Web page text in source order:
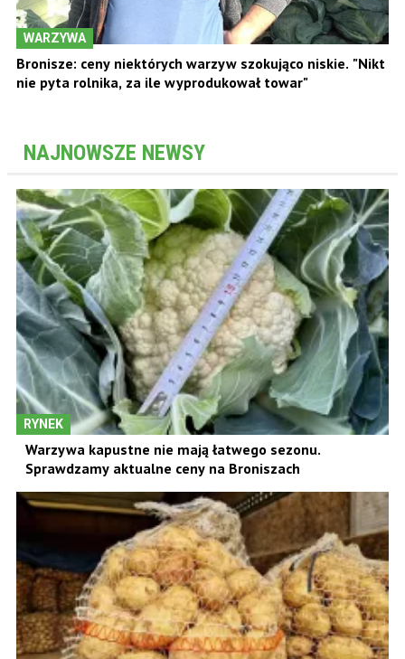
WARZYWA
Bronisze: ceny niektórych warzyw szokująco niskie. "Nikt
nie pyta rolnika, za ile wyprodukował towar"
NAJNOWSZE NEWSY
RYNEK
Warzywa kapustne nie mają łatwego sezonu.
Sprawdzamy aktualne ceny na Broniszach